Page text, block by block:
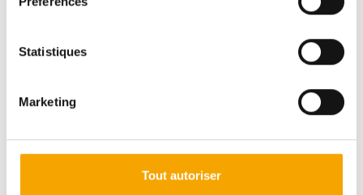
Statistiques
Marketing
Tout autoriser